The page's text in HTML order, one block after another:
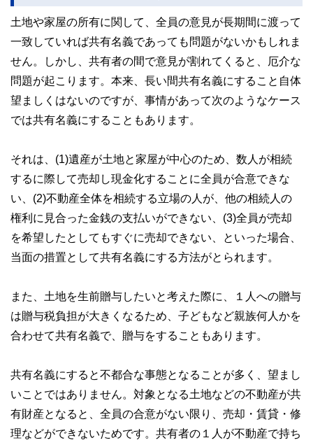
土地や家屋の所有に関して、全員の意見が長期間に渡って
一致していれば共有名義であっても問題がないかもしれま
せん。しかし、共有者の間で意見が割れてくると、厄介な
問題が起こります。本来、長い間共有名義にすること自体
望ましくはないのですが、事情があって次のようなケース
では共有名義にすることもあります。
それは、(1)遺産が土地と家屋が中心のため、数人が相続
するに際して売却し現金化することに全員が合意できな
い、(2)不動産全体を相続する立場の人が、他の相続人の
権利に見合った金銭の支払いができない、(3)全員が売却
を希望したとしてもすぐに売却できない、といった場合、
当面の措置として共有名義にする方法がとられます。
また、土地を生前贈与したいと考えた際に、１人への贈与
は贈与税負担が大きくなるため、子どもなど親族何人かを
合わせて共有名義で、贈与をすることもあります。
共有名義にすると不都合な事態となることが多く、望まし
いことではありません。対象となる土地などの不動産が共
有財産となると、全員の合意がない限り、売却・賃貸・修
理などができないためです。共有者の１人が不動産で持ち